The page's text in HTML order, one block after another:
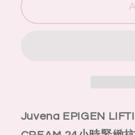
品
24H
品
24H
Juvena EPIGEN